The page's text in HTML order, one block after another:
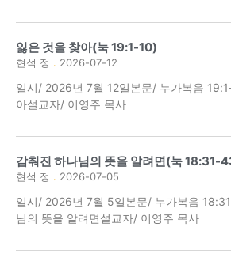
잃은 것을 찾아(눅 19:1-10)
현석 정 2026-07-12
일시/ 2026년 7월 12일본문/ 누가복음
아설교자/ 이영주 목사
감춰진 하나님의 뜻을 알려면(눅 18:31-
현석 정 2026-07-05
일시/ 2026년 7월 5일본문/ 누가복음
님의 뜻을 알려면설교자/ 이영주 목사